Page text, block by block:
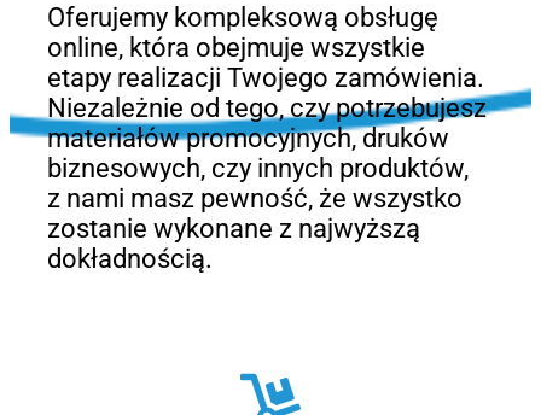
Oferujemy kompleksową obsługę
online, która obejmuje wszystkie
etapy realizacji Twojego zamówienia.
Niezależnie od tego, czy potrzebujesz
materiałów promocyjnych, druków
biznesowych, czy innych produktów,
z nami masz pewność, że wszystko
zostanie wykonane z najwyższą
dokładnością.